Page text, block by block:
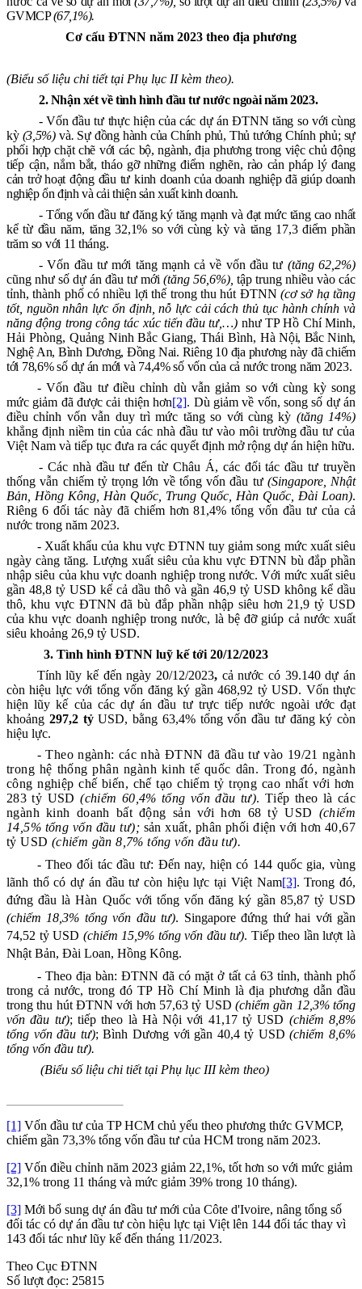
GVMCP(67,1%).
Cơ cấu ĐTNN năm 2023 theo địa phương
(Biểu số liệu chi tiết tại Phụ lục II kèm theo).
2. Nhận xét về tình hình đầu tư nước ngoài năm 2023.
- Vốn đầu tư thực hiện của các dự án ĐTNN tăng so với cùng
kỳ (3,5%)và. Sự đồng hành của Chính phủ, Thủ tướng Chính phủ; sự
phối hợp chặt chẽ với các bộ, ngành, địa phương trong việc chủ động
tiếp cận, nắm bắt, tháo gỡ những điểm nghẽn, rào cản pháp lý đang
cản trở hoạt động đầu tư kinh doanhcủa doanh nghiệp đã giúp doanh
nghiệp ổn định và cải thiện sản xuất kinh doanh.
- Tổng vốn đầu tư đăng ký tăng mạnh và đạt mức tăng cao nhất
kể từ đầu năm, tăng 32,1% so với cùng kỳ và tăng 17,3 điểm phần
trăm so với 11 tháng.
- Vốn đầu tư mới tăng mạnh cả về vốn đầu tư (tăng 62,2%)
cũng như số dự án đầu tư mới (tăng 56,6%), tập trung nhiều vào các
tỉnh, thành phố có nhiều lợi thế trong thu hút ĐTNN (cơ sở hạ tầng
tốt, nguồn nhân lực ổn định, nỗ lực cải cách thủ tục hành chính và
năng động trong công tác xúc tiến đầu tư,…) như TP Hồ Chí Minh,
Hải Phòng, Quảng Ninh Bắc Giang, Thái Bình, Hà Nội, Bắc Ninh,
Nghệ An, Bình Dương, Đồng Nai. Riêng 10 địa phương này đã chiếm
tới 78,6% số dự án mới và 74,4% số vốn của cả nước trong năm 2023.
-Vốn đầu tư điều chỉnh dù vẫn giảm so với cùng kỳ song
mức giảm đã được cải thiện hơn[2]. Dù giảm về vốn, song số dự án
điều chỉnh vốn vẫn duy trì mức tăng so với cùng kỳ (tăng 14%)
khẳng định niềm tin của các nhà đầu tư vào môi trường đầu tư của
Việt Nam và tiếp tục đưa ra các quyết định mở rộng dự án hiện hữu.
- Các nhà đầu tư đến từ Châu Á, các đối tác đầu tư truyền
thống vẫn chiếm tỷ trọng lớn về tổng vốn đầu tư (Singapore, Nhật
Bản, Hồng Kông, Hàn Quốc, Trung Quốc, Hàn Quốc, Đài Loan).
Riêng 6 đối tác này đã chiếm hơn 81,4% tổng vốn đầu tư của cả
nước trong năm 2023.
- Xuất khẩu của khu vực ĐTNN tuy giảm song mức xuất siêu
ngày càng tăng. Lượng xuất siêu của khu vực ĐTNN bù đắp phần
nhập siêu của khu vực doanh nghiệp trong nước. Với mức xuất siêu
gần 48,8tỷ USD kể cả dầu thô và gần 46,9tỷ USD không kể dầu
thô, khu vực ĐTNN đã bù đắp phần nhập siêu hơn 21,9 tỷ USD
của khu vực doanh nghiệp trong nước, là bệ đỡ giúp cả nước xuất
siêu khoảng 26,9 tỷ USD.
3. Tình hình ĐTNN luỹ kế tới20/12/2023
Tính lũy kế đến ngày 20/12/2023, cả nước có 39.140dự án
còn hiệu lực với tổng vốn đăng ký gần 468,92 tỷ USD. Vốn thực
hiện lũy kế của các dự án đầu tư trực tiếp nước ngoài ước đạt
khoảng 297,2 tỷUSD, bằng 63,4% tổng vốn đầu tư đăng ký còn
hiệu lực.
- Theongành: các nhà ĐTNN đã đầu tư vào 19/21 ngành
trong hệ thống phân ngành kinh tế quốc dân.Trong đó, ngành
công nghiệp chế biến, chế tạo chiếm tỷ trọng cao nhất với hơn
283 tỷ USD (chiếm 60,4% tổng vốn đầu tư). Tiếp theo là các
ngành kinh doanh bất động sản với hơn 68 tỷUSD (chiếm
14,5% tổng vốn đầu tư);sản xuất, phân phối điệnvới hơn 40,67
tỷ USD (chiếm gần 8,7% tổng vốn đầu tư).
- Theo đối tác đầu tư: Đến nay, hiện có 144 quốc gia, vùng
lãnh thổ có dự án đầu tư còn hiệu lực tại Việt Nam[3].Trong đó,
đứng đầu là Hàn Quốc với tổng vốn đăng ký gần 85,87 tỷ USD
(chiếm 18,3% tổng vốn đầu tư). Singapoređứng thứ hai với gần
74,52 tỷUSD (chiếm 15,9% tổng vốn đầu tư). Tiếp theo lần lượt là
Nhật Bản, Đài Loan, Hồng Kông.
- Theo địa bàn: ĐTNN đã có mặt ở tất cả 63 tỉnh, thành phố
trong cả nước, trongđó TP Hồ Chí Minh là địa phương dẫn đầu
trong thu hút ĐTNN với hơn 57,63 tỷ USD(chiếm gần 12,3% tổng
vốn đầu tư); tiếp theo là Hà Nội với 41,17tỷ USD (chiếm8,8%
tổng vốn đầu tư);Bình Dươngvới gần 40,4tỷ USD(chiếm 8,6%
tổng vốn đầu tư).
(Biểu số liệu chi tiết tại Phụ lục III kèm theo)
[1] Vốn đầu tư của TP HCM chủ yếu theo phương thức GVMCP,
chiếm gần 73,3% tổng vốn đầu tư của HCM trong năm 2023.
[2] Vốn điều chỉnh năm 2023 giảm 22,1%, tốt hơn so với mức giảm
32,1% trong 11 tháng và mức giảm 39% trong 10 tháng).
[3] Mới bổ sung dự án đầu tư mới của Côte d'Ivoire, nâng tổng số
đối tác có dự án đầu tư còn hiệu lực tại Việt lên 144 đối tác thay vì
143 đối tác như lũy kế đến tháng 11/2023.
Theo Cục ĐTNN
Số lượt đọc: 25815